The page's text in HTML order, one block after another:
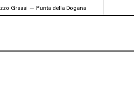
Grassi — Punta della Dogana